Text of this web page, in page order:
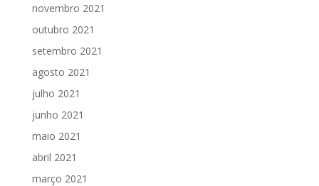
novembro 2021
outubro 2021
setembro 2021
agosto 2021
julho 2021
junho 2021
maio 2021
abril 2021
março 2021